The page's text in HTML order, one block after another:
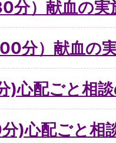
分）献血の
分）献血の
)心配ごと相
)心配ごと相